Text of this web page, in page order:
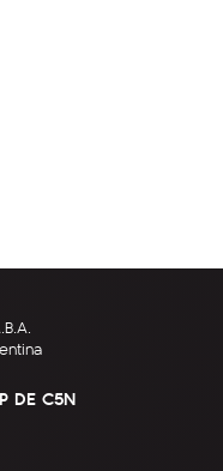
DE C5N